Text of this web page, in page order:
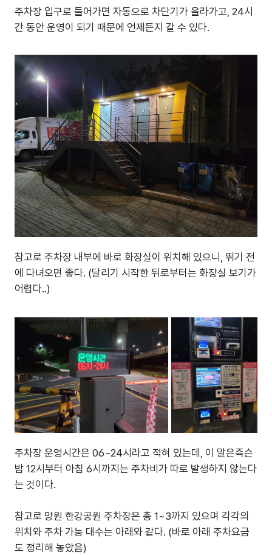
주차장 입구로 들어가면 자동으로 차단기가 올라가고, 24시
간 동안 운영이 되기 때문에 언제든지 갈 수 있다.
참고로 주차장 내부에 바로 화장실이 위치해 있으니, 뛰기 전
에 다녀오면 좋다. (달리기 시작한 뒤로부터는 화장실 보기가
어렵다..)
주차장 운영시간은 06~24시라고 적혀 있는데, 이 말은즉슨
밤 12시부터 아침 6시까지는 주차비가 따로 발생하지 않는다
는 것이다.
참고로 망원 한강공원 주차장은 총 1~3까지 있으며 각각의
위치와 주차 가능 대수는 아래와 같다. (바로 아래 주차요금
도 정리해 놓았음)